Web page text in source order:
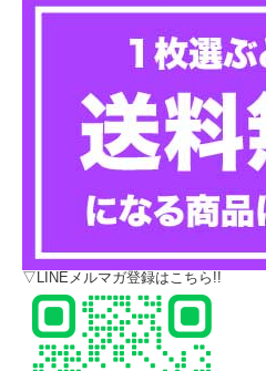
▽LINEメルマガ登録はこちら!!